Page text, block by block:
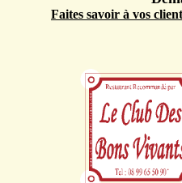
Faites savoir à vos